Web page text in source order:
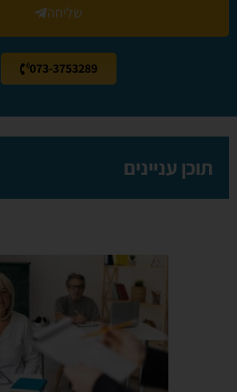
שליחה
073-3753289
תוכן עניינים